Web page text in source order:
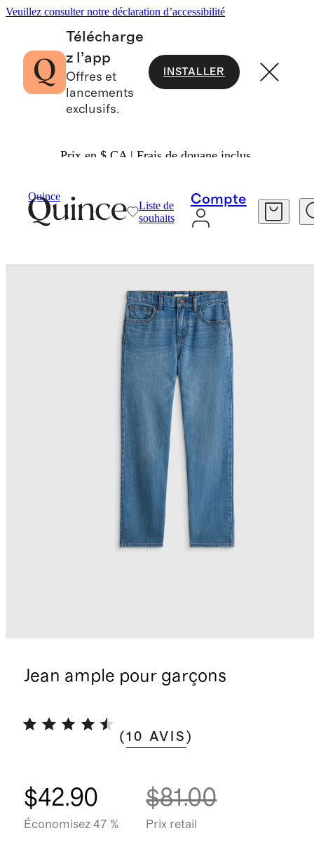
Veuillez consulter notre déclaration d’accessibilité
Télécharge
z l’app
Offres et
lancements
exclusifs.
INSTALLER
Prix en $ CA | Frais de douane inclus.
Quince
Liste de
souhaits
Compte
Jean ample pour garçons
(10 AVIS )
$42.90
Économisez 47 %
$81.00
Prix retail